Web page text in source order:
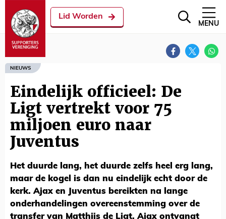
Lid Worden
MENU
NIEUWS
Eindelijk officieel: De
Ligt vertrekt voor 75
miljoen euro naar
Juventus
Het duurde lang, het duurde zelfs heel erg lang,
maar de kogel is dan nu eindelijk echt door de
kerk. Ajax en Juventus bereikten na lange
onderhandelingen overeenstemming over de
transfer van Matthijs de Ligt. Ajax ontvangt